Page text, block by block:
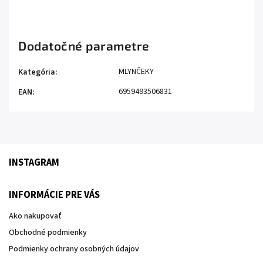
Dodatočné parametre
Kategória:
MLYNČEKY
EAN: 6959493506831
INSTAGRAM
INFORMÁCIE PRE VÁS
Ako nakupovať
Obchodné podmienky
Podmienky ochrany osobných údajov